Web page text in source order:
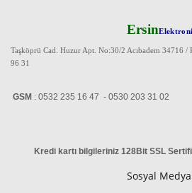
Ersin
Taşköprü Cad. Huzur Apt. No:30/2 Acıbadem 34716 /
96 31
GSM : 0532 235 16 47 - 0530 203 31 02
Kredi kartı bilgileriniz 128Bit SSL
Sosyal Medya